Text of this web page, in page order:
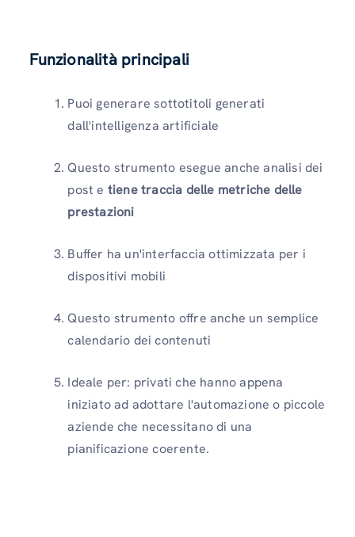
Funzionalità principali
Puoi generare sottotitoli generati
dall'intelligenza artificiale
Questo strumento esegue anche analisi dei
post e tiene traccia delle metriche delle
prestazioni
Buffer ha un'interfaccia ottimizzata per i
dispositivi mobili
Questo strumento offre anche un semplice
calendario dei contenuti
Ideale per: privati ​​che hanno appena
iniziato ad adottare l'automazione o piccole
aziende che necessitano di una
pianificazione coerente.